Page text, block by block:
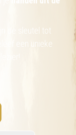
de sleutel tot
een unieke